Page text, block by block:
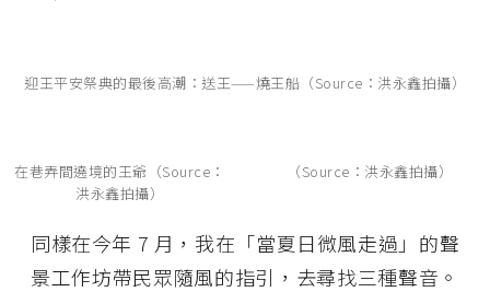
迎王平安祭典的最後高潮：送王——燒王船（Source：洪永鑫拍攝）
在巷弄間遶境的王爺（Source：
洪永鑫拍攝）
（Source：洪永鑫拍攝）
同樣在今年 7 月，我在「當夏日微風走過」的聲
景工作坊帶民眾隨風的指引，去尋找三種聲音。